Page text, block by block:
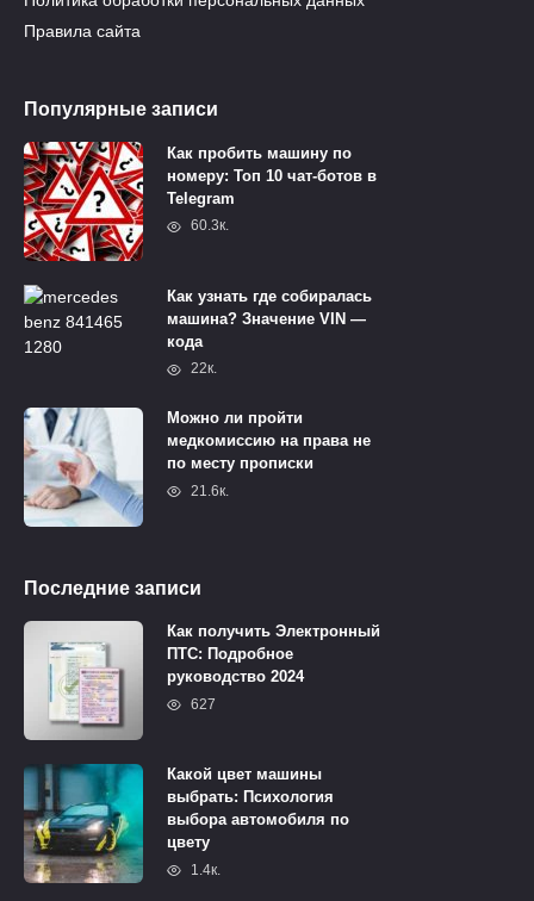
Правила сайта
Популярные записи
Как пробить машину по
номеру: Топ 10 чат-ботов в
Telegram
60.3к.
Как узнать где собиралась
машина? Значение VIN —
кода
22к.
Можно ли пройти
медкомиссию на права не
по месту прописки
21.6к.
Последние записи
Как получить Электронный
ПТС: Подробное
руководство 2024
627
Какой цвет машины
выбрать: Психология
выбора автомобиля по
цвету
1.4к.